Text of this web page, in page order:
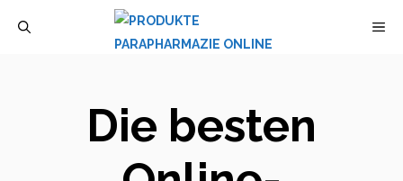
Die besten